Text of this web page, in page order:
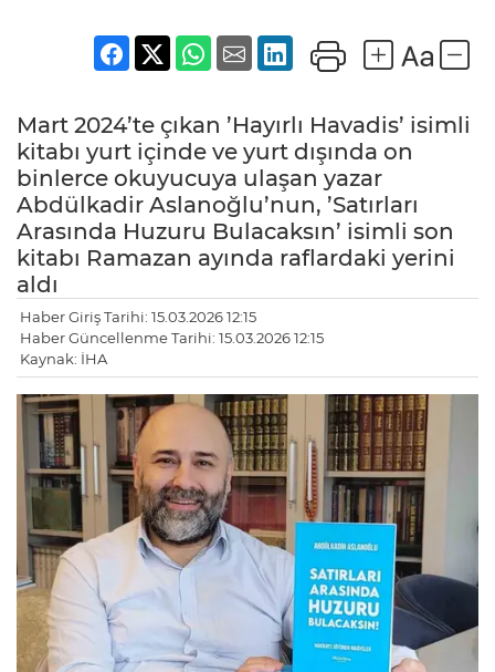
Mart 2024’te çıkan ’Hayırlı Havadis’ isimli
kitabı yurt içinde ve yurt dışında on
binlerce okuyucuya ulaşan yazar
Abdülkadir Aslanoğlu’nun, ’Satırları
Arasında Huzuru Bulacaksın’ isimli son
kitabı Ramazan ayında raflardaki yerini
aldı
Haber Giriş Tarihi: 15.03.2026 12:15
Haber Güncellenme Tarihi: 15.03.2026 12:15
Kaynak: İHA